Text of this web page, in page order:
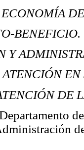
ECONOMÍA
BENEFICIO.
Y
DE